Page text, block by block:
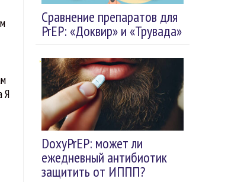
Сравнение препаратов для
PrEP: «Доквир» и «Трувада»
DoxyPrEP: может ли
ежедневный антибиотик
защитить от ИППП?
Я